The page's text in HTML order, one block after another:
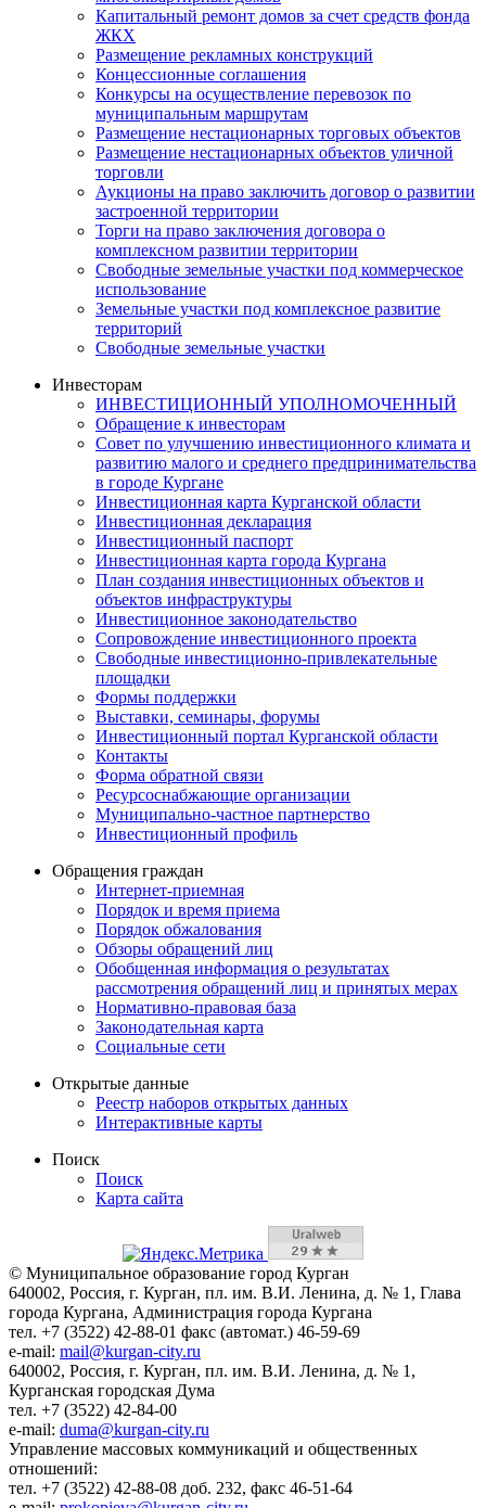
Капитальный ремонт домов за счет средств фонда
ЖКХ
Размещение рекламных конструкций
Концессионные соглашения
Конкурсы на осуществление перевозок по
муниципальным маршрутам
Размещение нестационарных торговых объектов
Размещение нестационарных объектов уличной
торговли
Аукционы на право заключить договор о развитии
застроенной территории
Торги на право заключения договора о
комплексном развитии территории
Свободные земельные участки под коммерческое
использование
Земельные участки под комплексное развитие
территорий
Свободные земельные участки
Инвесторам
ИНВЕСТИЦИОННЫЙ УПОЛНОМОЧЕННЫЙ
Обращение к инвесторам
Совет по улучшению инвестиционного климата и
развитию малого и среднего предпринимательства
в городе Кургане
Инвестиционная карта Курганской области
Инвестиционная декларация
Инвестиционный паспорт
Инвестиционная карта города Кургана
План создания инвестиционных объектов и
объектов инфраструктуры
Инвестиционное законодательство
Сопровождение инвестиционного проекта
Свободные инвестиционно-привлекательные
площадки
Формы поддержки
Выставки, семинары, форумы
Инвестиционный портал Курганской области
Контакты
Форма обратной связи
Ресурсоснабжающие организации
Муниципально-частное партнерство
Инвестиционный профиль
Обращения граждан
Интернет-приемная
Порядок и время приема
Порядок обжалования
Обзоры обращений лиц
Обобщенная информация о результатах
рассмотрения обращений лиц и принятых мерах
Нормативно-правовая база
Законодательная карта
Социальные сети
Открытые данные
Реестр наборов открытых данных
Интерактивные карты
Поиск
Поиск
Карта сайта
© Муниципальное образование город Курган
640002, Россия, г. Курган, пл. им. В.И. Ленина, д. № 1, Глава
города Кургана, Администрация города Кургана
тел. +7 (3522) 42-88-01 факс (автомат.) 46-59-69
e-mail: mail@kurgan-city.ru
640002, Россия, г. Курган, пл. им. В.И. Ленина, д. № 1,
Курганская городская Дума
тел. +7 (3522) 42-84-00
e-mail: duma@kurgan-city.ru
Управление массовых коммуникаций и общественных
отношений:
тел. +7 (3522) 42-88-08 доб. 232, факс 46-51-64